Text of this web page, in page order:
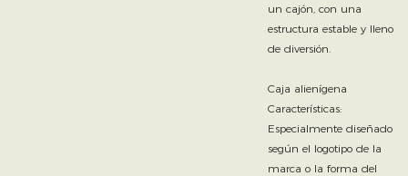
un cajón, con una
estructura estable y lleno
de diversión.
Caja alienígena
Características:
Especialmente diseñado
según el logotipo de la
marca o la forma del